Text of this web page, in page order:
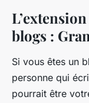
blogs :
Si vous êtes un
personne qui
pourrait être